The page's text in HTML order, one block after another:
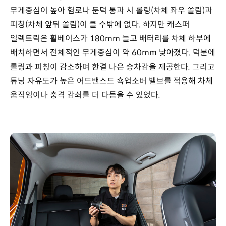
무게중심이 높아 험로나 둔덕 통과 시 롤링(차체 좌우 쏠림)과
피칭(차체 앞뒤 쏠림)이 클 수밖에 없다. 하지만 캐스퍼
일렉트릭은 휠베이스가 180mm 늘고 배터리를 차체 하부에
배치하면서 전체적인 무게중심이 약 60mm 낮아졌다. 덕분에
롤링과 피칭이 감소하며 한결 나은 승차감을 제공한다. 그리고
튜닝 자유도가 높은 어드밴스드 쇽업소버 밸브를 적용해 차체
움직임이나 충격 감쇠를 더 다듬을 수 있었다.